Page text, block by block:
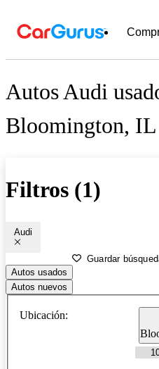
Autos Audi
Bloomington, IL
Filtros (1)
Audi
Guardar
Autos usados
Autos nuevos
Ubicación: